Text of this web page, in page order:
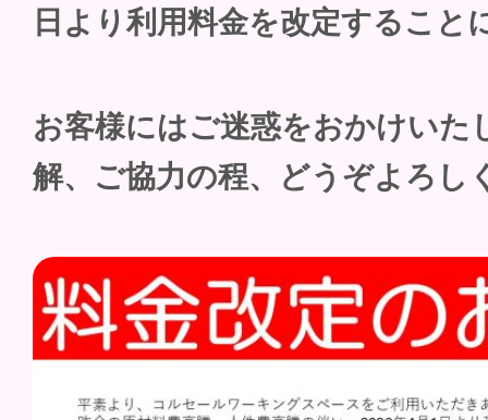
日より利用料金を改定すること
お客様にはご迷惑をおかけいた
解、ご協力の程、どうぞよろし